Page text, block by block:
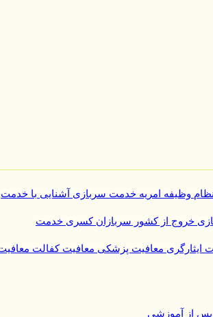
وظیفهامریهخدمت سربازیآشنایی با خدمت
خروج از کشور سربازانکسری خدمت
معافیت پزشکیمعافیت کفالتمعافیت
آموزشی